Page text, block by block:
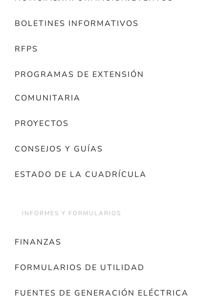
BOLETINES INFORMATIVOS
RFPS
PROGRAMAS DE EXTENSIÓN
COMUNITARIA
PROYECTOS
CONSEJOS Y GUÍAS
ESTADO DE LA CUADRÍCULA
INFORMES Y FORMULARIOS
FINANZAS
FORMULARIOS DE UTILIDAD
FUENTES DE GENERACIÓN ELÉCTRICA